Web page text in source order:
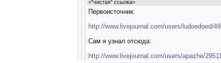
<"чистая" ссылка>
Первоисточник:
http://www.livejournal.com/users/ludoedoed/
Сам я узнал отсюда:
http://www.livejournal.com/users/apazhe/